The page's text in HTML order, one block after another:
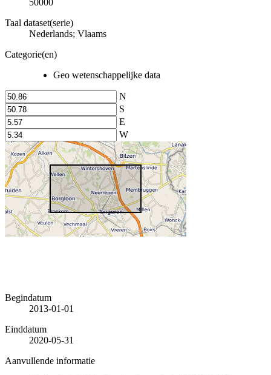
Taal dataset(serie)
Nederlands; Vlaams
Categorie(en)
Geo wetenschappelijke data
N
S
E
W
Begindatum
2013-01-01
Einddatum
2020-05-31
Aanvullende informatie